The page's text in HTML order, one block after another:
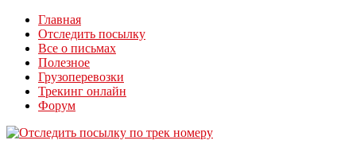
Главная
Отследить посылку
Все о письмах
Полезное
Грузоперевозки
Трекинг онлайн
Форум